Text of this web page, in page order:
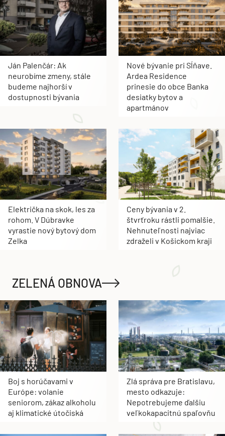
Ján Palenčár: Ak
neurobíme zmeny, stále
budeme najhorší v
dostupnosti bývania
Nové bývanie pri Sĺňave.
Ardea Residence
prinesie do obce Banka
desiatky bytov a
apartmánov
Električka na skok, les za
rohom. V Dúbravke
vyrastie nový bytový dom
Zelka
Ceny bývania v 2.
štvrťroku rástli pomalšie.
Nehnuteľnosti najviac
zdraželi v Košickom kraji
ZELENÁ OBNOVA
Boj s horúčavami v
Európe: volanie
seniorom, zákaz alkoholu
aj klimatické útočiská
Zlá správa pre Bratislavu,
mesto odkazuje:
Nepotrebujeme ďalšiu
veľkokapacitnú spaľovňu